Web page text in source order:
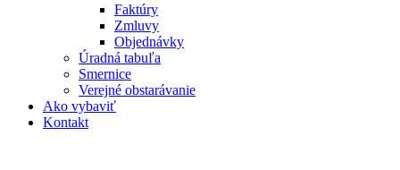
Faktúry
Zmluvy
Objednávky
Úradná tabuľa
Smernice
Verejné obstarávanie
Ako vybaviť
Kontakt